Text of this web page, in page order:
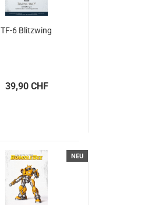
TF-6 Blitzwing
39,90 CHF
NEU